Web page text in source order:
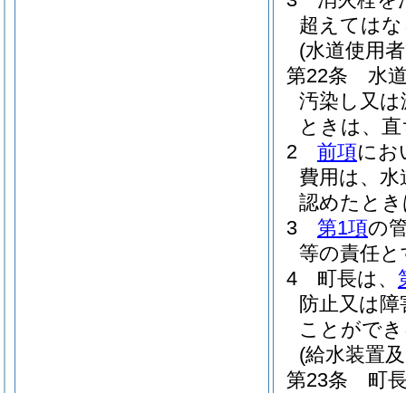
超えては
(水道使用
第22条
水
汚染し又
ときは、
2
前項にお
費用は、
認めたと
3
第1項の
等の責任
4
町長は、
防止又は
ことがで
(給水装置
第23条
町